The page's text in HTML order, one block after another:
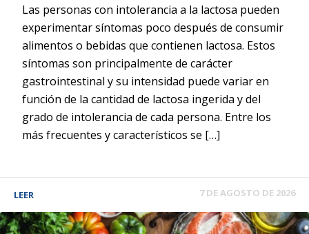
Las personas con intolerancia a la lactosa pueden
experimentar síntomas poco después de consumir
alimentos o bebidas que contienen lactosa. Estos
síntomas son principalmente de carácter
gastrointestinal y su intensidad puede variar en
función de la cantidad de lactosa ingerida y del
grado de intolerancia de cada persona. Entre los
más frecuentes y característicos se […]
LEER 7 DE AGOSTO DE 2026